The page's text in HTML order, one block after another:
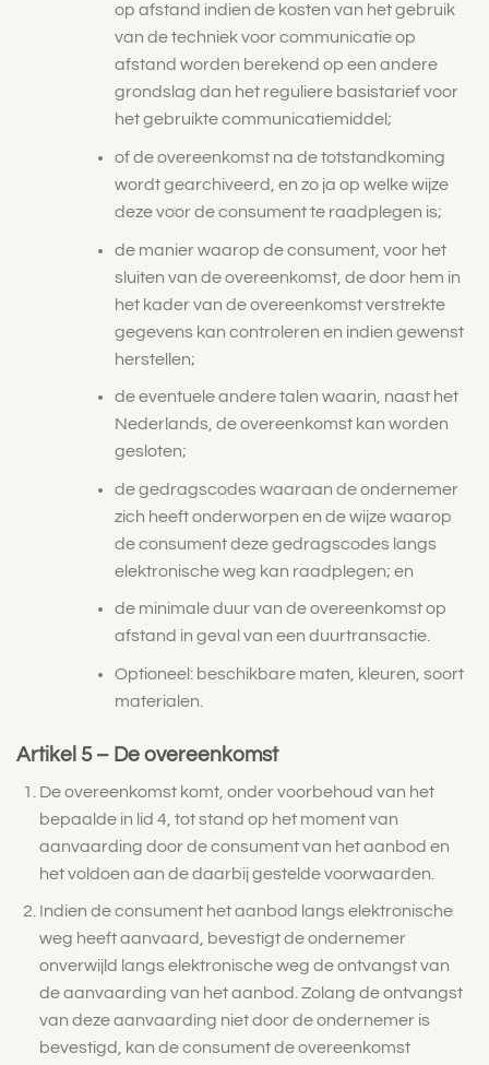
op afstand indien de kosten van het gebruik
van de techniek voor communicatie op
afstand worden berekend op een andere
grondslag dan het reguliere basistarief voor
het gebruikte communicatiemiddel;
of de overeenkomst na de totstandkoming
wordt gearchiveerd, en zo ja op welke wijze
deze voor de consument te raadplegen is;
de manier waarop de consument, voor het
sluiten van de overeenkomst, de door hem in
het kader van de overeenkomst verstrekte
gegevens kan controleren en indien gewenst
herstellen;
de eventuele andere talen waarin, naast het
Nederlands, de overeenkomst kan worden
gesloten;
de gedragscodes waaraan de ondernemer
zich heeft onderworpen en de wijze waarop
de consument deze gedragscodes langs
elektronische weg kan raadplegen; en
de minimale duur van de overeenkomst op
afstand in geval van een duurtransactie.
Optioneel: beschikbare maten, kleuren, soort
materialen.
Artikel 5 – De overeenkomst
De overeenkomst komt, onder voorbehoud van het
bepaalde in lid 4, tot stand op het moment van
aanvaarding door de consument van het aanbod en
het voldoen aan de daarbij gestelde voorwaarden.
Indien de consument het aanbod langs elektronische
weg heeft aanvaard, bevestigt de ondernemer
onverwijld langs elektronische weg de ontvangst van
de aanvaarding van het aanbod. Zolang de ontvangst
van deze aanvaarding niet door de ondernemer is
bevestigd, kan de consument de overeenkomst